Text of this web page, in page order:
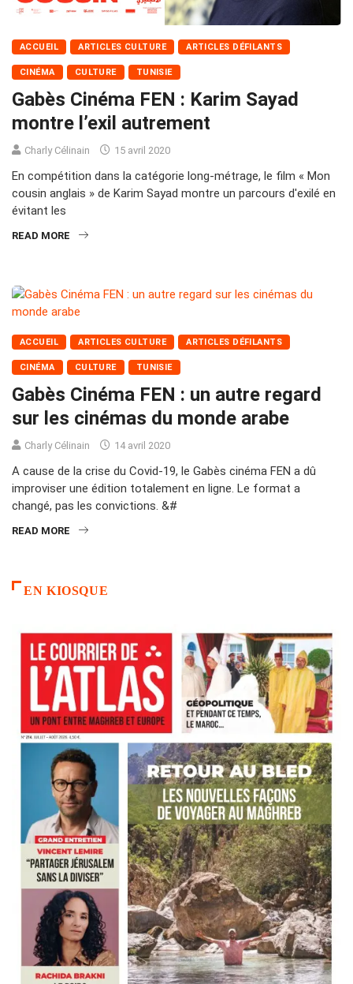
ACCUEIL ARTICLES CULTURE ARTICLES DÉFILANTS
CINÉMA CULTURE TUNISIE
Gabès Cinéma FEN : Karim Sayad
montre l’exil autrement
Charly Célinain 15 avril 2020
En compétition dans la catégorie long-métrage, le film « Mon
cousin anglais » de Karim Sayad montre un parcours d'exilé en
évitant les
READ MORE
ACCUEIL ARTICLES CULTURE ARTICLES DÉFILANTS
CINÉMA CULTURE TUNISIE
Gabès Cinéma FEN : un autre regard
sur les cinémas du monde arabe
Charly Célinain 14 avril 2020
A cause de la crise du Covid-19, le Gabès cinéma FEN a dû
improviser une édition totalement en ligne. Le format a
changé, pas les convictions. &#
READ MORE
EN KIOSQUE